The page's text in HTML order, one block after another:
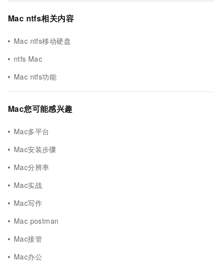
Mac ntfs相关内容
Mac ntfs移动硬盘
ntfs Mac
Mac ntfs功能
Mac您可能感兴趣
Mac多平台
Mac安装步骤
Mac分辨率
Mac实战
Mac写作
Mac postman
Mac接管
Mac办公